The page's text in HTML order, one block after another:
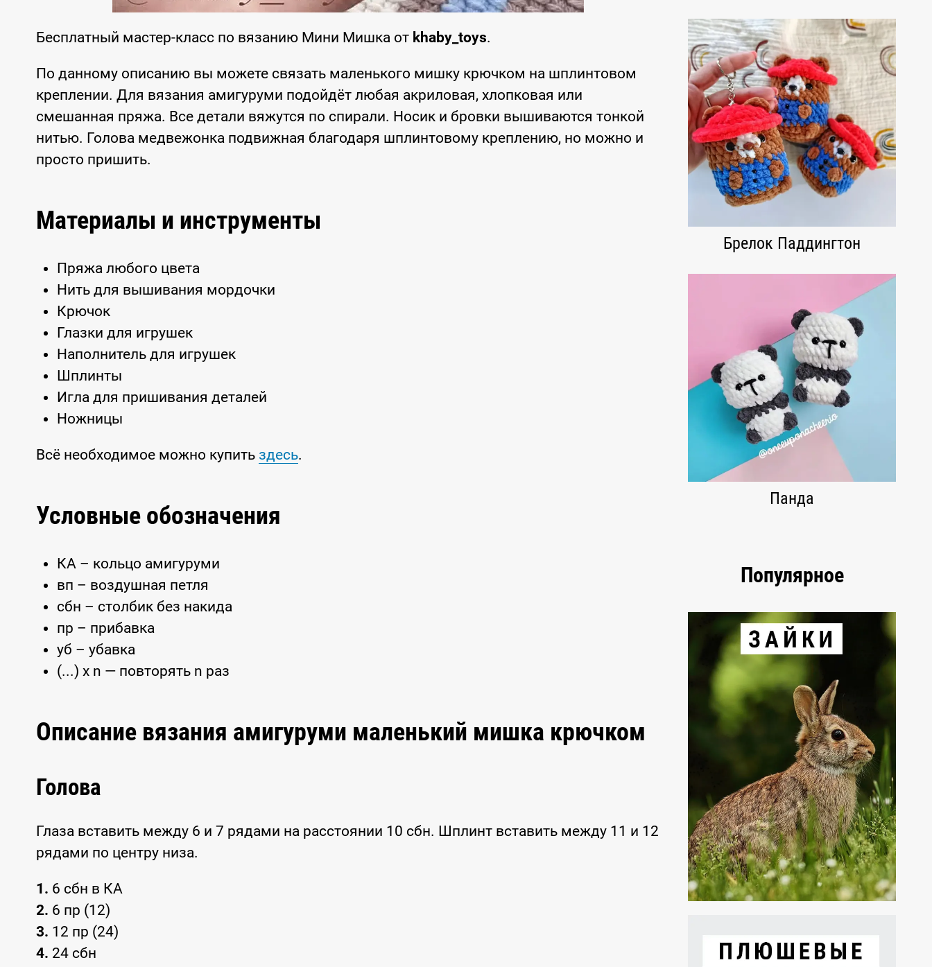
Бесплатный мастер-класс по вязанию Мини Мишка от khaby_toys.
По данному описанию вы можете связать маленького мишку крючком на шплинтовом
креплении. Для вязания амигуруми подойдёт любая акриловая, хлопковая или
смешанная пряжа. Все детали вяжутся по спирали. Носик и бровки вышиваются тонкой
нитью. Голова медвежонка подвижная благодаря шплинтовому креплению, но можно и
просто пришить.
Материалы и инструменты
Пряжа любого цвета
Нить для вышивания мордочки
Крючок
Глазки для игрушек
Наполнитель для игрушек
Шплинты
Игла для пришивания деталей
Ножницы
Всё необходимое можно купить здесь.
Условные обозначения
КА – кольцо амигуруми
вп – воздушная петля
сбн – столбик без накида
пр – прибавка
уб – убавка
(...) x n — повторять n раз
Описание вязания амигуруми маленький мишка крючком
Голова
Глаза вставить между 6 и 7 рядами на расстоянии 10 сбн. Шплинт вставить между 11 и 12
рядами по центру низа.
1. 6 сбн в КА
2. 6 пр (12)
3. 12 пр (24)
4. 24 сбн
Брелок Паддингтон
Панда
Популярное